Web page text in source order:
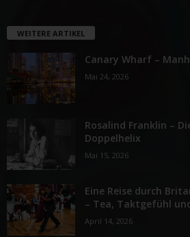
WEITERE ARTIKEL
Canary Wharf –
Mai 24, 2026
Rosalind Franklin –
Doppelhelix
Mai 15, 2026
Eine Reise durch
– Tea, Taktgefühl
April 14, 2026